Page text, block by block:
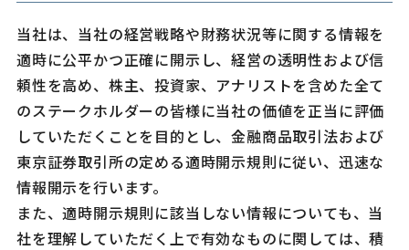
当社は、当社の経営戦略や財務状況等に関する情報を
適時に公平かつ正確に開示し、経営の透明性および信
頼性を高め、株主、投資家、アナリストを含めた全て
のステークホルダーの皆様に当社の価値を正当に評価
していただくことを目的とし、金融商品取引法および
東京証券取引所の定める適時開示規則に従い、迅速な
情報開示を行います。
また、適時開示規則に該当しない情報についても、当
社を理解していただく上で有効なものに関しては、積